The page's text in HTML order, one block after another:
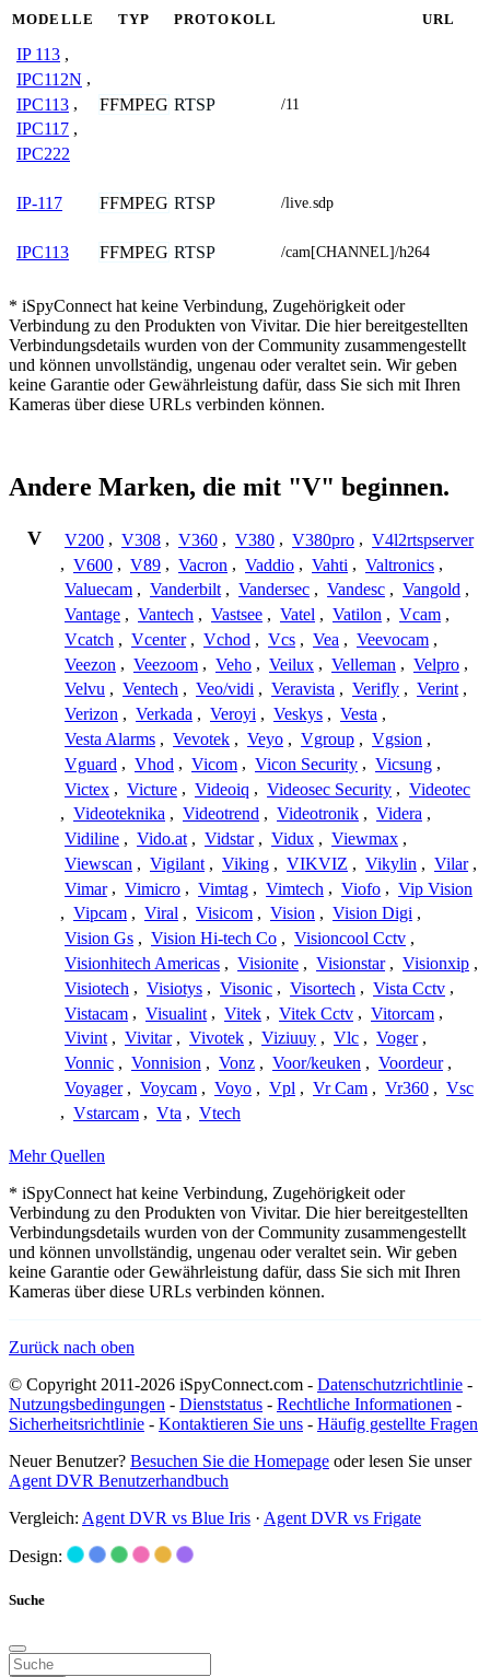
MODELLE TYP PROTOKOLL URL
IP 113 ,
IPC112N ,
IPC113 ,
IPC117 ,
IPC222
FFMPEG RTSP /11
IP-117 FFMPEG RTSP /live.sdp
IPC113 FFMPEG RTSP /cam[CHANNEL]/h264
* iSpyConnect hat keine Verbindung, Zugehörigkeit oder
Verbindung zu den Produkten von Vivitar. Die hier bereitgestellten
Verbindungsdetails wurden von der Community zusammengestellt
und können unvollständig, ungenau oder veraltet sein. Wir geben
keine Garantie oder Gewährleistung dafür, dass Sie sich mit Ihren
Kameras über diese URLs verbinden können.
Andere Marken, die mit "V" beginnen.
V V200 , V308 , V360 , V380 , V380pro , V4l2rtspserver
, V600 , V89 , Vacron , Vaddio , Vahti , Valtronics ,
Valuecam , Vanderbilt , Vandersec , Vandesc , Vangold ,
Vantage , Vantech , Vastsee , Vatel , Vatilon , Vcam ,
Vcatch , Vcenter , Vchod , Vcs , Vea , Veevocam ,
Veezon , Veezoom , Veho , Veilux , Velleman , Velpro ,
Velvu , Ventech , Veo/vidi , Veravista , Verifly , Verint ,
Verizon , Verkada , Veroyi , Veskys , Vesta ,
Vesta Alarms , Vevotek , Veyo , Vgroup , Vgsion ,
Vguard , Vhod , Vicom , Vicon Security , Vicsung ,
Victex , Victure , Videoiq , Videosec Security , Videotec
, Videoteknika , Videotrend , Videotronik , Videra ,
Vidiline , Vido.at , Vidstar , Vidux , Viewmax ,
Viewscan , Vigilant , Viking , VIKVIZ , Vikylin , Vilar ,
Vimar , Vimicro , Vimtag , Vimtech , Viofo , Vip Vision
, Vipcam , Viral , Visicom , Vision , Vision Digi ,
Vision Gs , Vision Hi-tech Co , Visioncool Cctv ,
Visionhitech Americas , Visionite , Visionstar , Visionxip ,
Visiotech , Visiotys , Visonic , Visortech , Vista Cctv ,
Vistacam , Visualint , Vitek , Vitek Cctv , Vitorcam ,
Vivint , Vivitar , Vivotek , Viziuuy , Vlc , Voger ,
Vonnic , Vonnision , Vonz , Voor/keuken , Voordeur ,
Voyager , Voycam , Voyo , Vpl , Vr Cam , Vr360 , Vsc
, Vstarcam , Vta , Vtech
Mehr Quellen
* iSpyConnect hat keine Verbindung, Zugehörigkeit oder
Verbindung zu den Produkten von Vivitar. Die hier bereitgestellten
Verbindungsdetails wurden von der Community zusammengestellt
und können unvollständig, ungenau oder veraltet sein. Wir geben
keine Garantie oder Gewährleistung dafür, dass Sie sich mit Ihren
Kameras über diese URLs verbinden können.
Zurück nach oben
© Copyright 2011-2026 iSpyConnect.com - Datenschutzrichtlinie -
Nutzungsbedingungen - Dienststatus - Rechtliche Informationen -
Sicherheitsrichtlinie - Kontaktieren Sie uns - Häufig gestellte Fragen
Neuer Benutzer? Besuchen Sie die Homepage oder lesen Sie unser
Agent DVR Benutzerhandbuch
Vergleich: Agent DVR vs Blue Iris · Agent DVR vs Frigate
Design:
Suche